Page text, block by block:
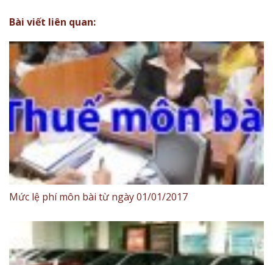
Bài viết liên quan:
Mức lệ phí môn bài từ ngày 01/01/2017